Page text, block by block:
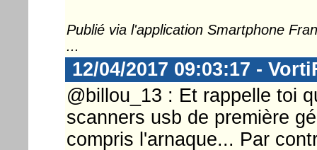
Publié via l'application Smartphone
...
12/04/2017 09:03:17 -
@billou_13 : Et rappelle toi
scanners usb de première
compris l'arnaque... Par